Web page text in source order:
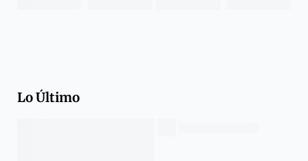
Lo Último